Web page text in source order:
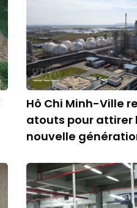
Hô Chi Minh-Ville
atouts pour attirer
nouvelle